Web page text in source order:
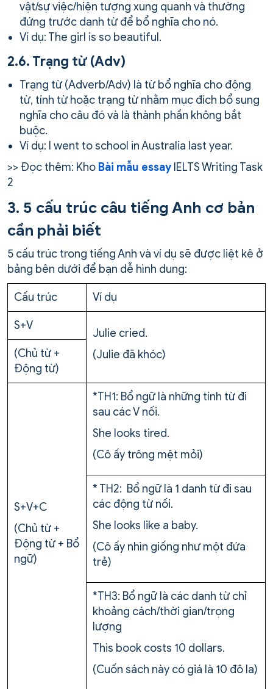
vật/sự việc/hiện tượng xung quanh và thường
đứng trước danh từ để bổ nghĩa cho nó.
Ví dụ: The girl is so beautiful.
2.6. Trạng từ (Adv)
Trạng từ (Adverb/Adv) là từ bổ nghĩa cho động
từ, tính từ hoặc trạng từ nhằm mục đích bổ sung
nghĩa cho câu đó và là thành phần không bắt
buộc.
Ví dụ: I went to school in Australia last year.
>> Đọc thêm: Kho Bài mẫu essay IELTS Writing Task
2
3. 5 cấu trúc câu tiếng Anh cơ bản
cần phải biết
5 cấu trúc trong tiếng Anh và ví dụ sẽ được liệt kê ở
bảng bên dưới để bạn dễ hình dung:
Cấu trúc Ví dụ
S+V
Julie cried.
(Julie đã khóc)
(Chủ từ +
Động từ)
S+V+C
(Chủ từ +
Động từ + Bổ
ngữ)
*TH1: Bổ ngữ là những tính từ đi
sau các V nối.
She looks tired.
(Cô ấy trông mệt mỏi)
* TH2: Bổ ngữ là 1 danh từ đi sau
các động từ nối.
She looks like a baby.
(Cô ấy nhìn giống như một đứa
trẻ)
*TH3: Bổ ngữ là các danh từ chỉ
khoảng cách/thời gian/trọng
lượng
This book costs 10 dollars.
(Cuốn sách này có giá là 10 đô la)